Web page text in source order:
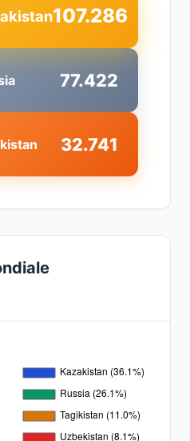
77.422
107.286
32.741